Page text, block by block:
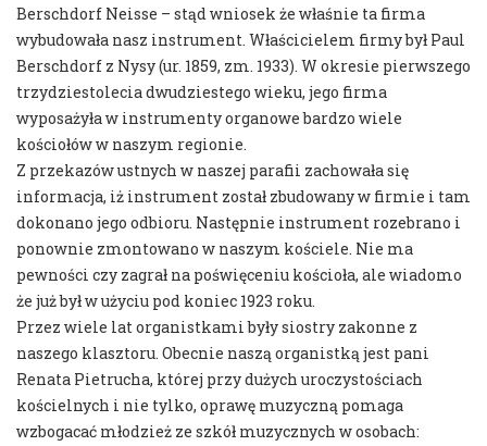
Berschdorf Neisse – stąd wniosek że właśnie ta firma
wybudowała nasz instrument. Właścicielem firmy był Paul
Berschdorf z Nysy (ur. 1859, zm. 1933). W okresie pierwszego
trzydziestolecia dwudziestego wieku, jego firma
wyposażyła w instrumenty organowe bardzo wiele
kościołów w naszym regionie.
Z przekazów ustnych w naszej parafii zachowała się
informacja, iż instrument został zbudowany w firmie i tam
dokonano jego odbioru. Następnie instrument rozebrano i
ponownie zmontowano w naszym kościele. Nie ma
pewności czy zagrał na poświęceniu kościoła, ale wiadomo
że już był w użyciu pod koniec 1923 roku.
Przez wiele lat organistkami były siostry zakonne z
naszego klasztoru. Obecnie naszą organistką jest pani
Renata Pietrucha, której przy dużych uroczystościach
kościelnych i nie tylko, oprawę muzyczną pomaga
wzbogacać młodzież ze szkół muzycznych w osobach: